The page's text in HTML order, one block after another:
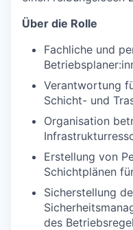
Über die Rolle
Fachliche und
Verantwortung
Schicht- und
Organisation
Erstellung von
Schichtplänen
Sicherstellung
des